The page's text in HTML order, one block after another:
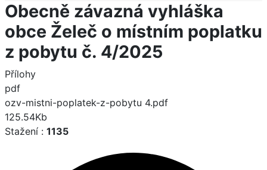
Obecně závazná vyhláška
obce Želeč o místním poplatku
z pobytu č. 4/2025
Přílohy
pdf
ozv-mistni-poplatek-z-pobytu 4.pdf
125.54Kb
Stažení : 1135